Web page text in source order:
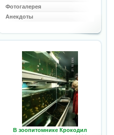
Фотогалерея
Анекдоты
В зоопитомнике Крокодил